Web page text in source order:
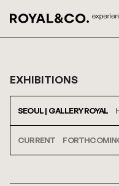
EXHIBITIONS
SEOUL | GALLERY ROYAL
CURRENT